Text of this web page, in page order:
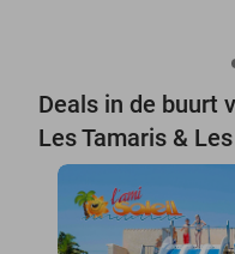
Deals in de buurt
Les Tamaris &